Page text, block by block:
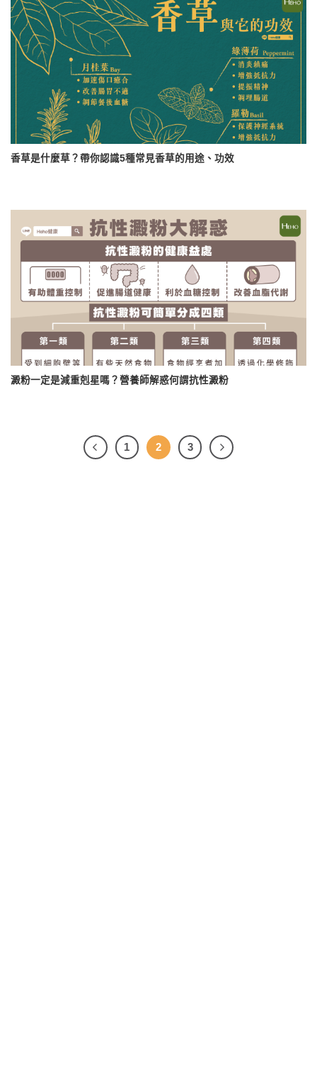
香草是什麼草？帶你認識5種常見香草的用途、功效
澱粉一定是減重剋星嗎？營養師解惑何謂抗性澱粉
1 2 3